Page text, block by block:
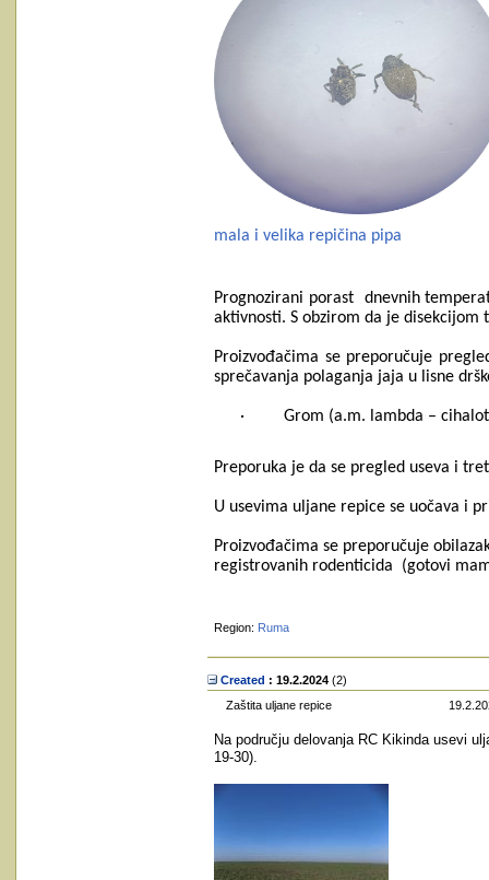
mala i velika repičina pipa
Prognozirani porast
dnevnih
aktivnosti. S obzirom da je disekcijom
Proizvođačima se preporučuje
sprečavanja polaganja jaja u lisne
· Grom (a.m. lambda –
Preporuka je da se pregled useva i
U usevima uljane repice se uočava i
Proizvođačima se preporučuje
registrovanih rodenticida (gotovi
Region: Ruma
Created : 19.2.2024 ‎(2)
Zaštita uljane repice
Na području delovanja RC Kikinda usevi
19-30).